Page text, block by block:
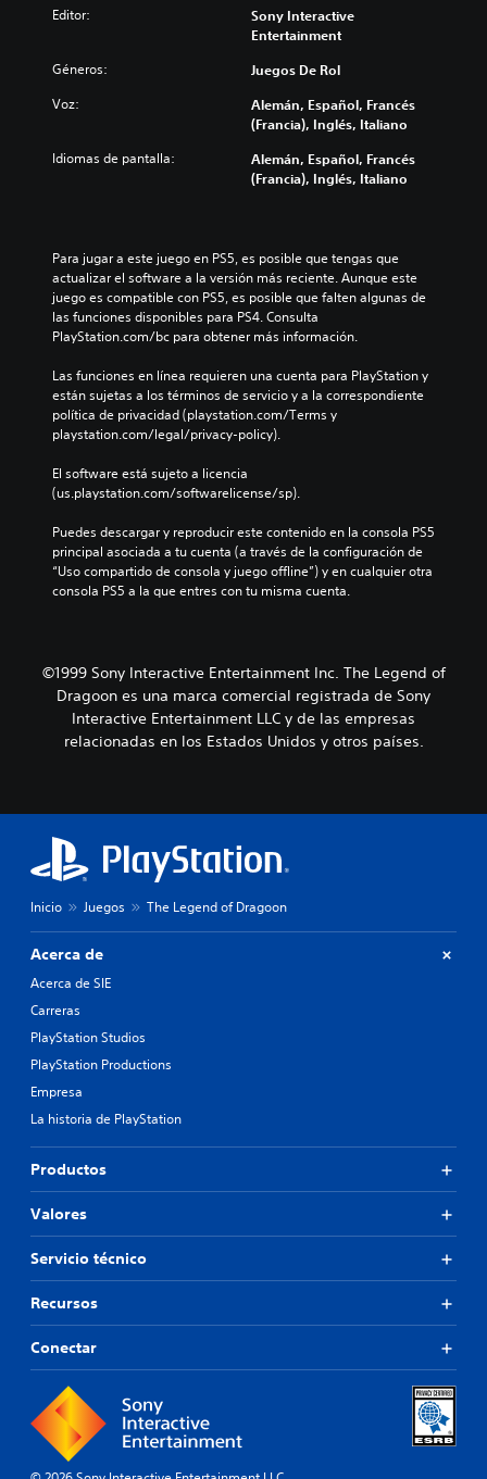
Editor:
Sony Interactive
Entertainment
Géneros: Juegos De Rol
Voz:
Alemán, Español, Francés
(Francia), Inglés, Italiano
Idiomas de pantalla:
Alemán, Español, Francés
(Francia), Inglés, Italiano
Para jugar a este juego en PS5, es posible que tengas que
actualizar el software a la versión más reciente. Aunque este
juego es compatible con PS5, es posible que falten algunas de
las funciones disponibles para PS4. Consulta
PlayStation.com/bc para obtener más información.
Las funciones en línea requieren una cuenta para PlayStation y
están sujetas a los términos de servicio y a la correspondiente
política de privacidad (playstation.com/Terms y
playstation.com/legal/privacy-policy).
El software está sujeto a licencia
(us.playstation.com/softwarelicense/sp).
Puedes descargar y reproducir este contenido en la consola PS5
principal asociada a tu cuenta (a través de la configuración de
“Uso compartido de consola y juego offline”) y en cualquier otra
consola PS5 a la que entres con tu misma cuenta.
©1999 Sony Interactive Entertainment Inc. The Legend of
Dragoon es una marca comercial registrada de Sony
Interactive Entertainment LLC y de las empresas
relacionadas en los Estados Unidos y otros países.
Inicio Juegos The Legend of Dragoon
Acerca de
Acerca de SIE
Carreras
PlayStation Studios
PlayStation Productions
Empresa
La historia de PlayStation
Productos
Valores
Servicio técnico
Recursos
Conectar